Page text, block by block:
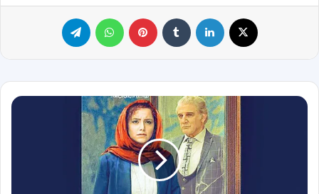
لینکدین ‫تامبلر پینترست
معرفی